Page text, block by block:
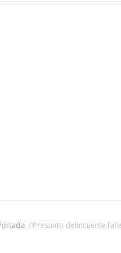
/ Presunto delincuente